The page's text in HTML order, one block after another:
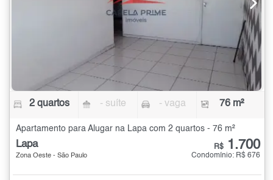
2 quartos - suíte - vaga 76 m²
Apartamento para Alugar na Lapa com 2 quartos - 76 m²
Lapa
Zona Oeste - São Paulo
R$ 1.700
Condomínio: R$ 676